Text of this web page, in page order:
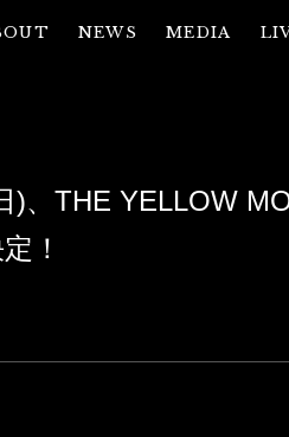
NEWS MEDIA
)、THE YELLOW
！